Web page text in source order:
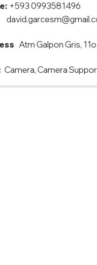
+593 0993581496
Atm Galpon Gris,
Camera, Camera